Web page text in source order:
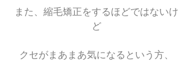
また、縮毛矯正をするほどではないけ
ど
クセがまあまあ気になるという方、